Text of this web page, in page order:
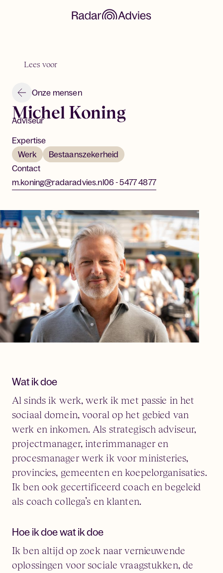
Lees voor
Onze mensen
Michel Koning
Adviseur
Expertise
Werk
Bestaanszekerheid
Contact
m.koning@radaradvies.nl06 - 5477 4877
Wat ik doe
Al sinds ik werk, werk ik met passie in het
sociaal domein, vooral op het gebied van
werk en inkomen. Als strategisch adviseur,
projectmanager, interimmanager en
procesmanager werk ik voor ministeries,
provincies, gemeenten en koepelorganisaties.
Ik ben ook gecertificeerd coach en begeleid
als coach collega’s en klanten.
Hoe ik doe wat ik doe
Ik ben altijd op zoek naar vernieuwende
oplossingen voor sociale vraagstukken, de